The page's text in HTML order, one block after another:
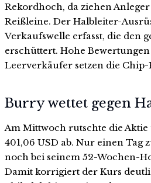
Rekordhoch, da ziehen
Reißleine. Der Halbleiter-
Verkaufswelle erfasst, die den
erschüttert. Hohe
Leerverkäufer setzen die
Burry wettet gegen
Am Mittwoch rutschte die Aktie
401,06 USD ab. Nur einen Tag
noch bei seinem 52-Wochen-
Damit korrigiert der Kurs